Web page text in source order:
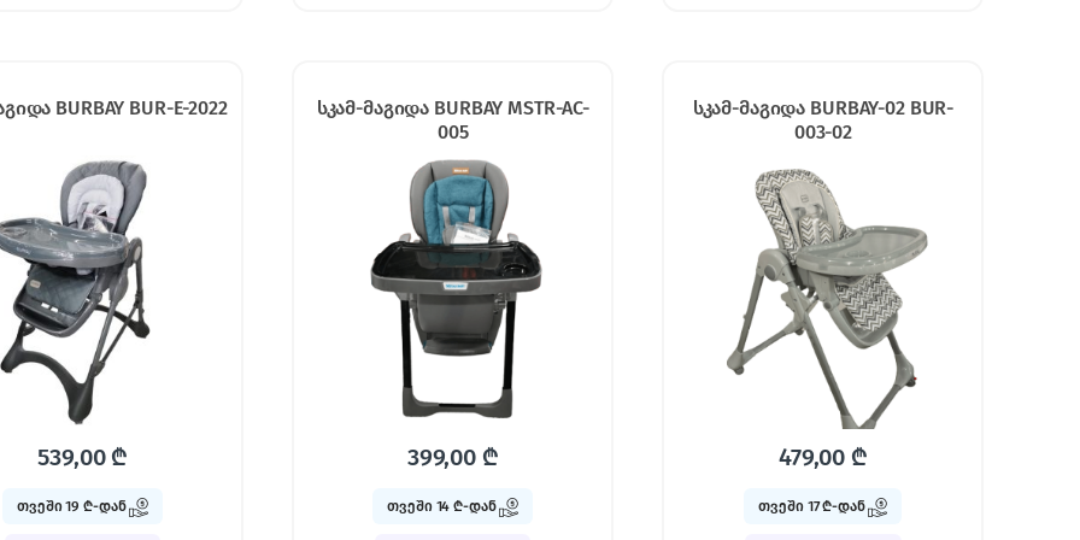
BURBAY BUR-E-2022
539,00₾
თვეში 19 ₾-დან
სკამ-მაგიდა BURBAY MSTR-AC-
005
399,00 ₾
თვეში 14 ₾-დან
სკამ-მაგიდა BURBAY-02 BUR-
003-02
479,00₾
თვეში 17 ₾-დან